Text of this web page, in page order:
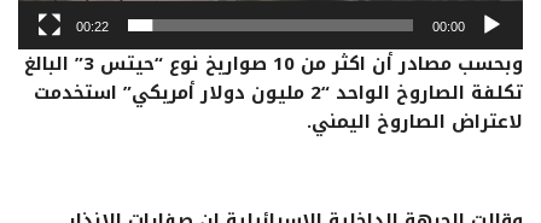
00:00
00:22
وبحسب مصادر أن اكثر من 10 صواريخ نوع “حيتس 3” البالغ
تكلفة الصاروخ الواحد “2 مليون دولار أمريكي” استخدمت
لاعتراض الصاروخ اليمني.